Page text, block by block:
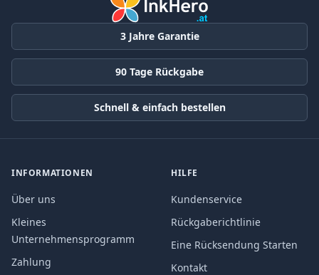
3 Jahre Garantie
90 Tage Rückgabe
Schnell & einfach bestellen
INFORMATIONEN
Über uns
Kleines
Unternehmensprogramm
Zahlung
HILFE
Kundenservice
Rückgaberichtlinie
Eine Rücksendung Starten
Kontakt